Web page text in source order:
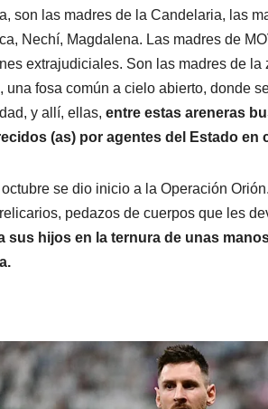
son las madres de la Candelaria, las
Nechí, Magdalena. Las madres de
extrajudiciales. Son las madres de
una fosa común a cielo abierto, donde
y allí, ellas, entre estas areneras
(as) por agentes del Estado
se dio inicio a la Operación
pedazos de cuerpos que les
sus hijos en la ternura de unas